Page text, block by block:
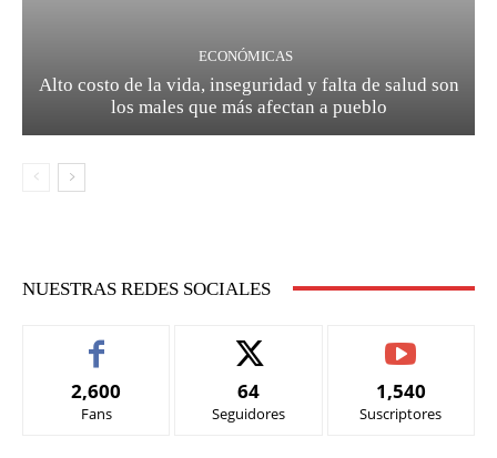
ECONÓMICAS
Alto costo de la vida, inseguridad y falta de salud son
los males que más afectan a pueblo
NUESTRAS REDES SOCIALES
2,600
Fans
64
Seguidores
1,540
Suscriptores